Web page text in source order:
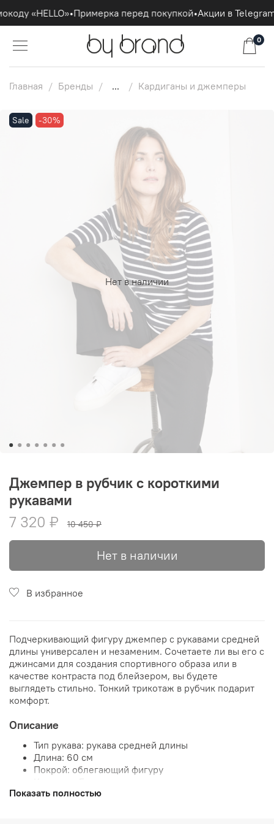
«HELLO»•Примерка перед покупкой•Акции в
0
Главная Бренды ... Кардиганы и джемперы
Нет в наличии
Sale -30%
Джемпер в рубчик с короткими
рукавами
7 320 ₽
10 450 ₽
Нет в наличии
В избранное
Подчеркивающий фигуру джемпер с рукавами средней
длины универсален и незаменим. Сочетаете ли вы его с
джинсами для создания спортивного образа или в
качестве контраста под блейзером, вы будете
выглядеть стильно. Тонкий трикотаж в рубчик подарит
комфорт.
Описание
Тип рукава: рукава средней длины
Длина: 60 ​​см
Покрой: облегающий фигуру
Трикотаж в мелкий рубчик
Показать полностью